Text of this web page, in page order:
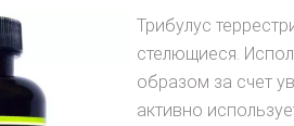
Трибулус
стелющиеся.
образом за счет
активно